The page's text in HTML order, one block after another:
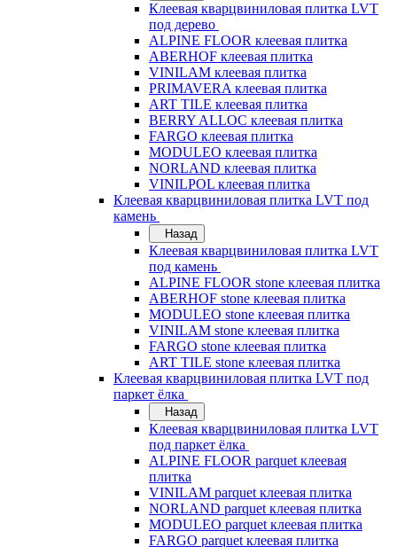
Клеевая кварцвиниловая плитка LVT
под дерево
ALPINE FLOOR клеевая плитка
ABERHOF клеевая плитка
VINILAM клеевая плитка
PRIMAVERA клеевая плитка
ART TILE клеевая плитка
BERRY ALLOC клеевая плитка
FARGO клеевая плитка
MODULEO клеевая плитка
NORLAND клеевая плитка
VINILPOL клеевая плитка
Клеевая кварцвиниловая плитка LVT под
камень
Назад
Клеевая кварцвиниловая плитка LVT
под камень
ALPINE FLOOR stone клеевая плитка
ABERHOF stone клеевая плитка
MODULEO stone клеевая плитка
VINILAM stone клеевая плитка
FARGO stone клеевая плитка
ART TILE stone клеевая плитка
Клеевая кварцвиниловая плитка LVT под
паркет ёлка
Назад
Клеевая кварцвиниловая плитка LVT
под паркет ёлка
ALPINE FLOOR parquet клеевая
плитка
VINILAM parquet клеевая плитка
NORLAND parquet клеевая плитка
MODULEO parquet клеевая плитка
FARGO parquet клеевая плитка